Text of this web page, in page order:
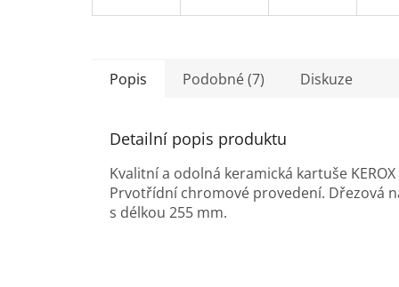
Popis Podobné (7) Diskuze
Detailní popis produktu
Kvalitní a odolná keramická kartuše
Prvotřídní chromové provedení. Dřezová
s délkou 255 mm.